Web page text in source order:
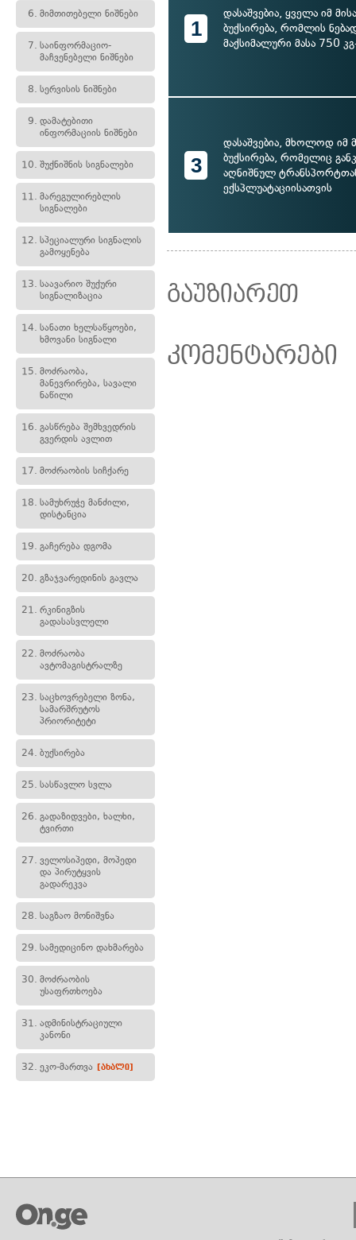
6. მიმთითებელი ნიშნები
7. საინფორმაციო-
მაჩვენებელი ნიშნები
8. სერვისის ნიშნები
9. დამატებითი
ინფორმაციის ნიშნები
10. შუქნიშნის სიგნალები
11. მარეგულირებლის
სიგნალები
12. სპეციალური სიგნალის
გამოყენება
13. საავარიო შუქური
სიგნალიზაცია
14. სანათი ხელსაწყოები,
ხმოვანი სიგნალი
15. მოძრაობა,
მანევრირება, სავალი
ნაწილი
16. გასწრება შემხვედრის
გვერდის ავლით
17. მოძრაობის სიჩქარე
18. სამუხრუჭე მანძილი,
დისტანცია
19. გაჩერება დგომა
20. გზაჯვარედინის გავლა
21. რკინიგზის
გადასასვლელი
22. მოძრაობა
ავტომაგისტრალზე
23. საცხოვრებელი ზონა,
სამარშრუტოს
პრიორიტეტი
24. ბუქსირება
25. სასწავლო სვლა
26. გადაზიდვები, ხალხი,
ტვირთი
27. ველოსიპედი, მოპედი
და პირუტყვის
გადარეკვა
28. საგზაო მონიშვნა
29. სამედიცინო დახმარება
30. მოძრაობის
უსაფრთხოება
31. ადმინისტრაციული
კანონი
32. ეკო-მართვა [ახალი]
1
დასაშვებია, ყველა იმ
ბუქსირება, რომლის
მაქსიმალური მასა 750
3
დასაშვებია, მხოლოდ იმ
ბუქსირება, რომელიც
აღნიშნულ
ექსპლუატაციისათვის
გაუზიარეთ
კომენტარები